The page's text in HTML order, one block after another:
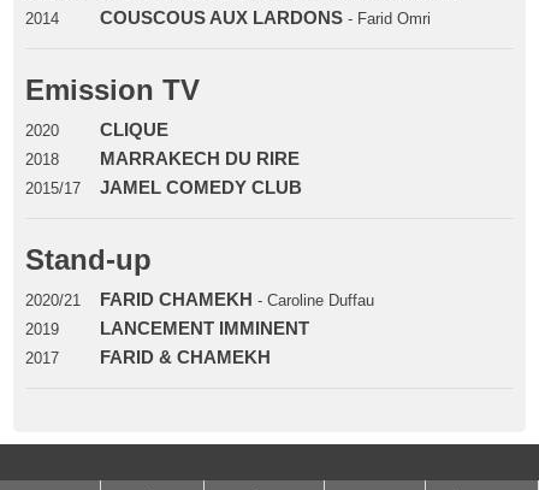
2014
COUSCOUS AUX LARDONS- Farid Omri
Emission TV
2020 CLIQUE
2018 MARRAKECH DU RIRE
2015/17 JAMEL COMEDY CLUB
Stand-up
2020/21 FARID CHAMEKH - Caroline Duffau
2019
LANCEMENT IMMINENT
2017 FARID & CHAMEKH